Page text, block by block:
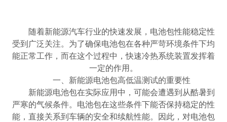
随着新能源汽车行业的快速发展，电池包性能稳定性
受到广泛关注。为了确保电池包在各种严苛环境条件下均
能正常工作，而在这个过程中，快速冷热系统装置发挥着
一定的作用。
一、新能源电池包高低温测试的重要性
新能源电池包在实际应用中，可能会遭遇到从酷暑到
严寒的气候条件。电池包在这些条件下能否保持稳定的性
能，直接关系到车辆的安全和续航性能。因此，对电池包